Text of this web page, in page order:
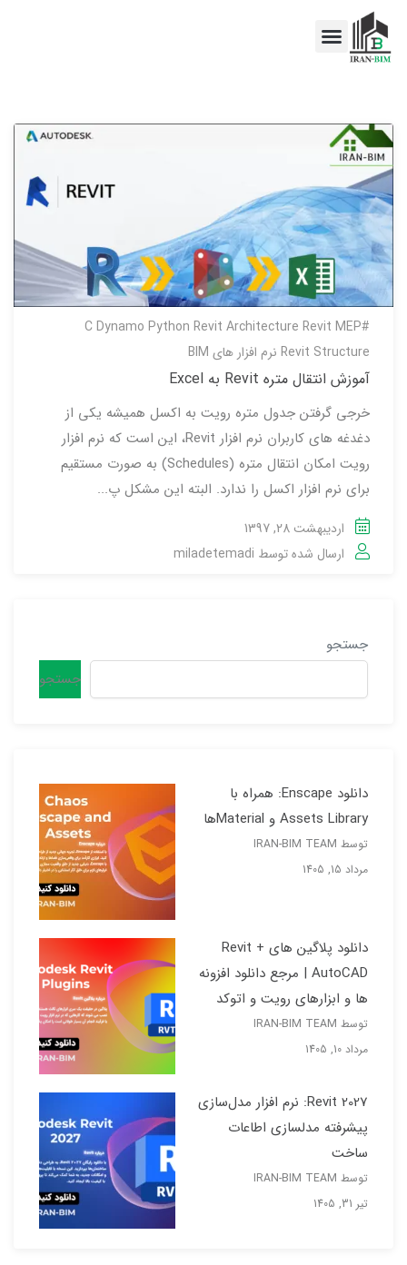
#C
Dynamo Python Revit Architecture Revit MEP
Revit Structure نرم افزار های BIM
آموزش انتقال متره Revit به Excel
خرجی گرفتن جدول متره رویت به اکسل همیشه یکی از
دغدغه های کاربران نرم افزار Revit، این است که نرم افزار
رویت امکان انتقال متره (Schedules) به صورت مستقیم
برای نرم افزار اکسل را ندارد. البته این مشکل پ...
اردیبهشت 28, 1397
ارسال شده توسط miladetemadi
جستجو
جستجو
دانلود Enscape: همراه با
Assets Library و Materialها
توسط IRAN-BIM TEAM
مرداد 15, 1405
دانلود پلاگین های Revit +
AutoCAD | مرجع دانلود افزونه
ها و ابزارهای رویت و اتوکد
توسط IRAN-BIM TEAM
مرداد 10, 1405
Revit 2027: نرم افزار مدل‌سازی
پیشرفته مدلسازی اطاعات
ساخت
توسط IRAN-BIM TEAM
تیر 31, 1405